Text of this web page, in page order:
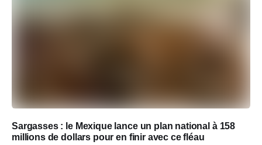
Sargasses : le Mexique lance un plan national à 158
millions de dollars pour en finir avec ce fléau